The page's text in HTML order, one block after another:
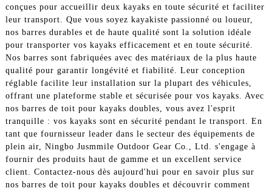
conçues pour accueillir deux kayaks en toute sécurité et faciliter
leur transport. Que vous soyez kayakiste passionné ou loueur,
nos barres durables et de haute qualité sont la solution idéale
pour transporter vos kayaks efficacement et en toute sécurité.
Nos barres sont fabriquées avec des matériaux de la plus haute
qualité pour garantir longévité et fiabilité. Leur conception
réglable facilite leur installation sur la plupart des véhicules,
offrant une plateforme stable et sécurisée pour vos kayaks. Avec
nos barres de toit pour kayaks doubles, vous avez l'esprit
tranquille : vos kayaks sont en sécurité pendant le transport. En
tant que fournisseur leader dans le secteur des équipements de
plein air, Ningbo Jusmmile Outdoor Gear Co., Ltd. s'engage à
fournir des produits haut de gamme et un excellent service
client. Contactez-nous dès aujourd'hui pour en savoir plus sur
nos barres de toit pour kayaks doubles et découvrir comment